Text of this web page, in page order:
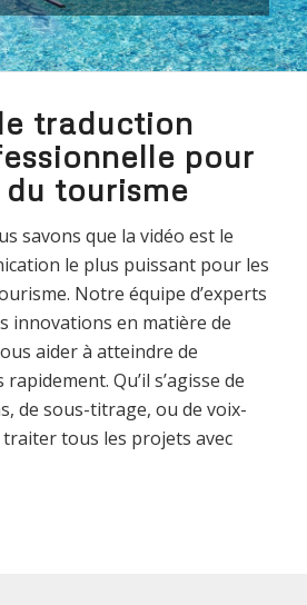
traduction
pour
tourisme
savons que la vidéo est le
le plus puissant pour les
Notre équipe d’experts
innovations en matière de
aider à atteindre de
Qu’il s’agisse de
de sous-titrage, ou de voix-
tous les projets avec